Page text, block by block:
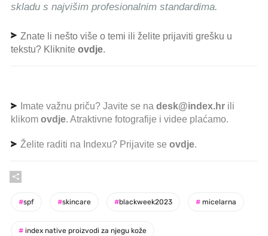
skladu s najvišim profesionalnim standardima.
Znate li nešto više o temi ili želite prijaviti grešku u
tekstu? Kliknite ovdje.
Imate važnu priču? Javite se na desk@index.hr ili
klikom ovdje. Atraktivne fotografije i videe plaćamo.
Želite raditi na Indexu? Prijavite se ovdje.
#spf #skincare #blackweek2023 # micelarna
# index native proizvodi za njegu kože